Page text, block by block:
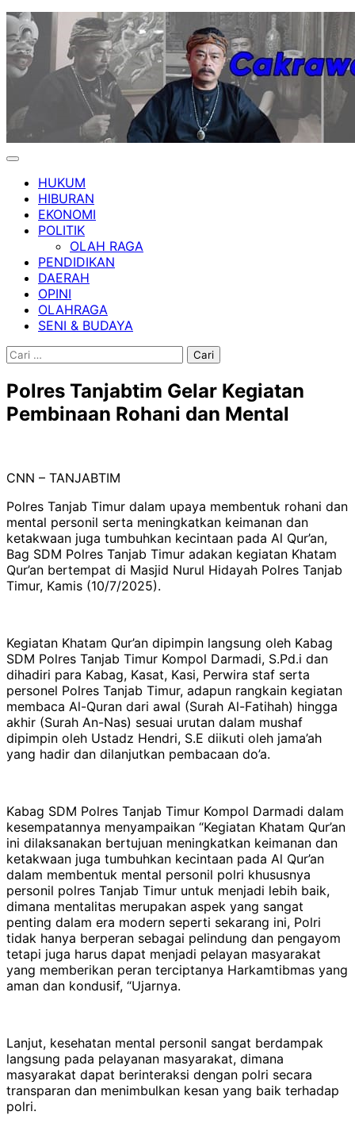
HUKUM
HIBURAN
EKONOMI
POLITIK
OLAH RAGA
PENDIDIKAN
DAERAH
OPINI
OLAHRAGA
SENI & BUDAYA
Cari
Polres Tanjabtim Gelar Kegiatan
Pembinaan Rohani dan Mental
CNN – TANJABTIM
Polres Tanjab Timur dalam upaya membentuk rohani dan
mental personil serta meningkatkan keimanan dan
ketakwaan juga tumbuhkan kecintaan pada Al Qur’an,
Bag SDM Polres Tanjab Timur adakan kegiatan Khatam
Qur’an bertempat di Masjid Nurul Hidayah Polres Tanjab
Timur, Kamis (10/7/2025).
Kegiatan Khatam Qur’an dipimpin langsung oleh Kabag
SDM Polres Tanjab Timur Kompol Darmadi, S.Pd.i dan
dihadiri para Kabag, Kasat, Kasi, Perwira staf serta
personel Polres Tanjab Timur, adapun rangkain kegiatan
membaca Al-Quran dari awal (Surah Al-Fatihah) hingga
akhir (Surah An-Nas) sesuai urutan dalam mushaf
dipimpin oleh Ustadz Hendri, S.E diikuti oleh jama’ah
yang hadir dan dilanjutkan pembacaan do’a.
Kabag SDM Polres Tanjab Timur Kompol Darmadi dalam
kesempatannya menyampaikan “Kegiatan Khatam Qur’an
ini dilaksanakan bertujuan meningkatkan keimanan dan
ketakwaan juga tumbuhkan kecintaan pada Al Qur’an
dalam membentuk mental personil polri khususnya
personil polres Tanjab Timur untuk menjadi lebih baik,
dimana mentalitas merupakan aspek yang sangat
penting dalam era modern seperti sekarang ini, Polri
tidak hanya berperan sebagai pelindung dan pengayom
tetapi juga harus dapat menjadi pelayan masyarakat
yang memberikan peran terciptanya Harkamtibmas yang
aman dan kondusif, “Ujarnya.
Lanjut, kesehatan mental personil sangat berdampak
langsung pada pelayanan masyarakat, dimana
masyarakat dapat berinteraksi dengan polri secara
transparan dan menimbulkan kesan yang baik terhadap
polri.